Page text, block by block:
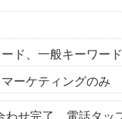
ド、一般キーワード
ーケティングのみ
わせ完了、電話タッ